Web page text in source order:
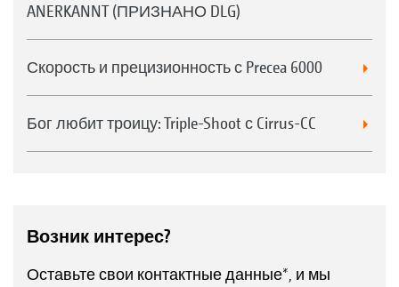
ANERKANNT (ПРИЗНАНО DLG)
Скорость и прецизионность с Precea 6000
Бог любит троицу: Triple-Shoot с Cirrus-CC
Возник интерес?
Оставьте свои контактные данные*, и мы